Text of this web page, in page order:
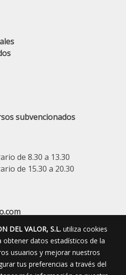
subvencionados
de 8.30 a 13.30
de 15.30 a 20.30
DEL VALOR, S.L.utiliza cookies
obtener datos estadísticos de la
usuarios y mejorar nuestros
tus preferencias a través del